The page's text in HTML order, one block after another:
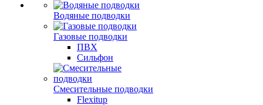
Водяные подводки
Газовые подводки
ПВХ
Сильфон
Смесительные подводки
Flexitup